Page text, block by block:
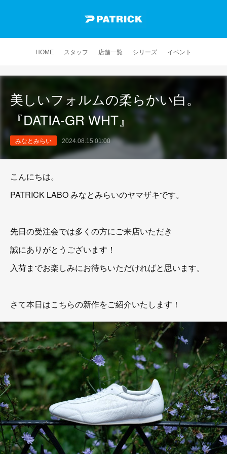
HOME スタッフ 店舗一覧 シリーズ イベント
美しいフォルムの柔らかい白。
『DATIA-GR WHT』
みなとみらい 2024.08.15 01:00
こんにちは。
PATRICK LABO みなとみらいのヤマザキです。
先日の受注会では多くの方にご来店いただき
誠にありがとうございます！
入荷までお楽しみにお待ちいただければと思います。
さて本日はこちらの新作をご紹介いたします！